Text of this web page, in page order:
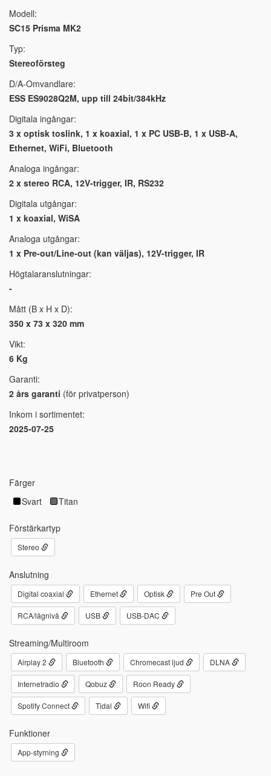
Modell:
SC15 Prisma MK2
Typ:
Stereoförsteg
D/A-Omvandlare:
ESS ES9028Q2M, upp till 24bit/384kHz
Digitala ingångar:
3 x optisk toslink, 1 x koaxial, 1 x PC USB-B, 1 x USB-A,
Ethernet, WiFi, Bluetooth
Analoga ingångar:
2 x stereo RCA, 12V-trigger, IR, RS232
Digitala utgångar:
1 x koaxial, WiSA
Analoga utgångar:
1 x Pre-out/Line-out (kan väljas), 12V-trigger, IR
Högtalaranslutningar:
-
Mått (B x H x D):
350 x 73 x 320 mm
Vikt:
6 Kg
Garanti:
2 års garanti (för privatperson)
Inkom i sortimentet:
2025-07-25
Färger
Svart
Titan
Förstärkartyp
Stereo
Anslutning
Digital coaxial Ethernet Optisk Pre Out
RCA/lågnivå USB USB-DAC
Streaming/Multiroom
Airplay 2 Bluetooth Chromecast ljud DLNA
Internetradio Qobuz Roon Ready
Spotify Connect Tidal Wifi
Funktioner
App-styrning